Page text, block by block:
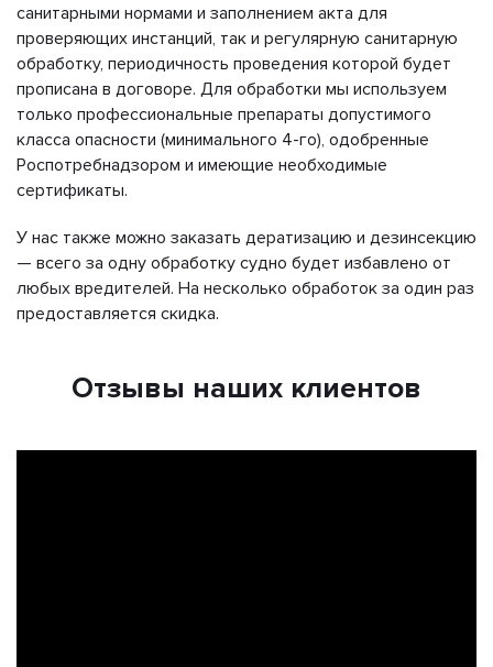
санитарными нормами и заполнением акта для
проверяющих инстанций, так и регулярную санитарную
обработку, периодичность проведения которой будет
прописана в договоре. Для обработки мы используем
только профессиональные препараты допустимого
класса опасности (минимального 4-го), одобренные
Роспотребнадзором и имеющие необходимые
сертификаты.
У нас также можно заказать дератизацию и дезинсекцию
— всего за одну обработку судно будет избавлено от
любых вредителей. На несколько обработок за один раз
предоставляется скидка.
Отзывы наших клиентов